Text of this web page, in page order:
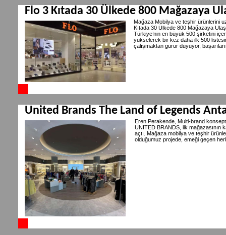
Flo 3 Kıtada 30 Ülkede 800 Mağazaya
Mağaza Mobilya ve teşhir ürünlerini
Kıtada 30 Ülkede 800 Mağazaya
Türkiye’nin en büyük 500 şirketini
yükselerek bir kez daha ilk 500
çalışmaktan gurur duyuyor,
United Brands The Land of Legends
Eren Perakende, Multi-brand
UNITED BRANDS, ilk mağazasının
açtı. Mağaza mobilya ve teşhir
olduğumuz projede, emeği geçen